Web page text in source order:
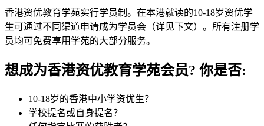
香港资优教育学苑实行学员制。在本港就读的10-18岁资优学
生可通过不同渠道申请成为学员会（详见下文）。所有注册学
员均可免费享用学苑的大部分服务。
想成为香港资优教育学苑会员? 你是否:
10-18岁的香港中小学资优生？
学校提名或自身提名？